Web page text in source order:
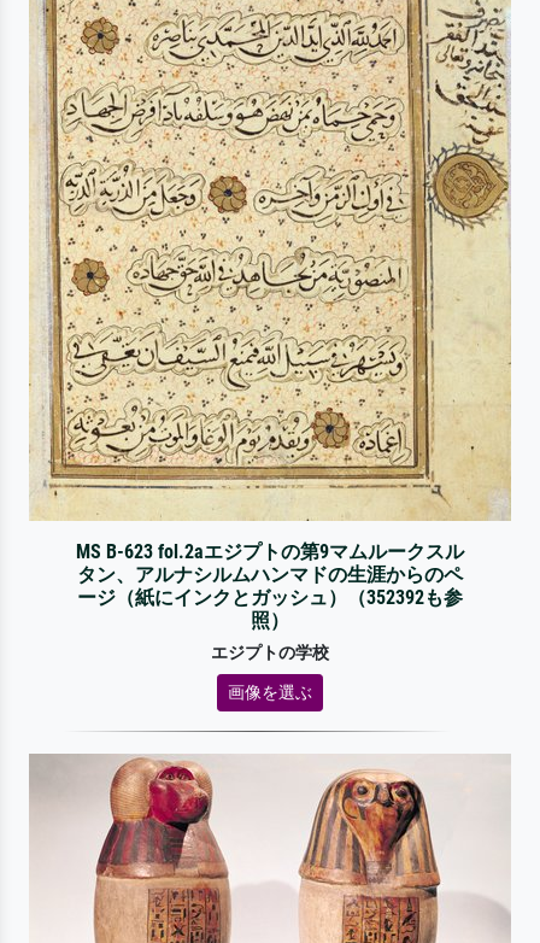
MS B-623 fol.2aエジプトの第9マムルークスル
タン、アルナシルムハンマドの生涯からのペ
ージ（紙にインクとガッシュ）（352392も参
照）
エジプトの学校
画像を選ぶ